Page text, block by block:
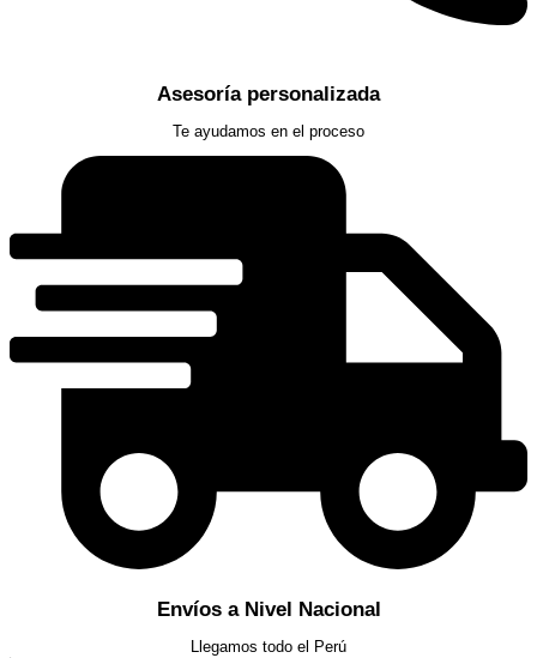
Asesoría personalizada
Te ayudamos en el proceso
Envíos a Nivel Nacional
Llegamos todo el Perú